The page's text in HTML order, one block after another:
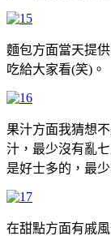
麵包方面當天提
吃給大家看(笑)。
果汁方面我猜想
汁，最少沒有亂
是好士多的，最
在甜點方面有戚